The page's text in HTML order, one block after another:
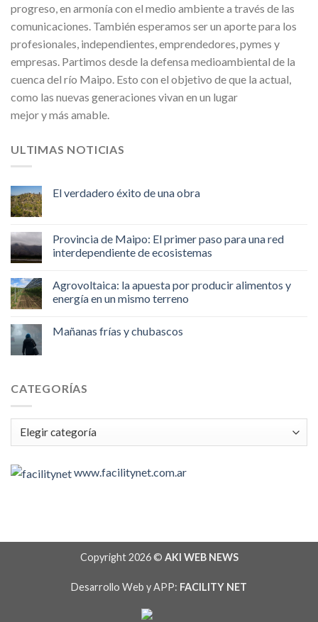
progreso, en armonía con el medio ambiente a través de las
comunicaciones. También esperamos ser un aporte para los
profesionales, independientes, emprendedores, pymes y
empresas. Partimos desde la defensa medioambiental de la
cuenca del río Maipo. Esto con el objetivo de que la actual,
como las nuevas generaciones vivan en un lugar
mejor y más amable.
ULTIMAS NOTICIAS
El verdadero éxito de una obra
Provincia de Maipo: El primer paso para una red
interdependiente de ecosistemas
Agrovoltaica: la apuesta por producir alimentos y
energía en un mismo terreno
Mañanas frías y chubascos
CATEGORÍAS
Categorías
www.facilitynet.com.ar
Copyright 2026 © AKI WEB NEWS
Desarrollo Web y APP: FACILITY NET